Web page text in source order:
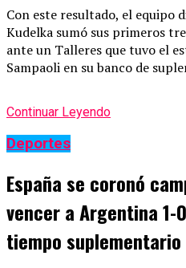
Con este resultado, el equipo
Kudelka sumó sus primeros
ante un Talleres que tuvo el
Sampaoli en su banco de
Continuar Leyendo
Deportes
España se coronó
vencer a Argentina
tiempo suplementario